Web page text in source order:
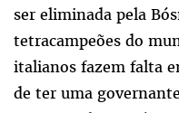
ser eliminada pela
tetracampeões do
italianos fazem falta
de ter uma